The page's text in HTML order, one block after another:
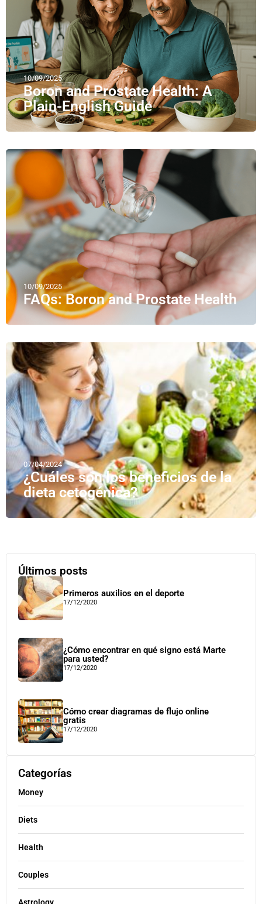
10/09/2025
Boron and Prostate Health: A
Plain-English Guide
10/09/2025
FAQs: Boron and Prostate Health
07/04/2024
¿Cuáles son los beneficios de la
dieta cetogénica?
Últimos posts
Primeros auxilios en el deporte
17/12/2020
¿Cómo encontrar en qué signo está Marte
para usted?
17/12/2020
Cómo crear diagramas de flujo online
gratis
17/12/2020
Categorías
Money
Diets
Health
Couples